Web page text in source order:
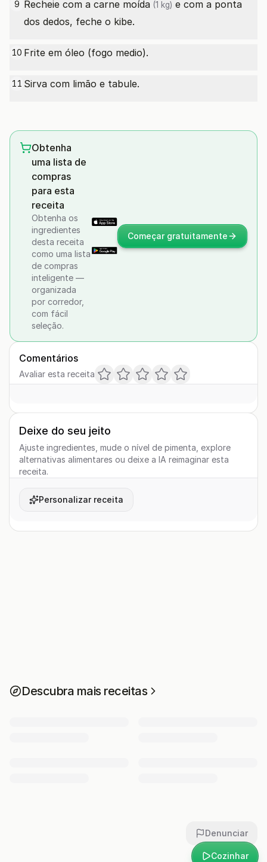
Cozinhar
9 Recheie com a carne moída (1 kg) e com a ponta
dos dedos, feche o kibe.
10 Frite em óleo (fogo medio).
11 Sirva com limão e tabule.
Obtenha
uma lista de
compras
para esta
receita
Obtenha os
ingredientes
desta receita
como uma lista
de compras
inteligente —
organizada
por corredor,
com fácil
seleção.
Começar gratuitamente
Comentários
Avaliar esta receita
Deixe do seu jeito
Ajuste ingredientes, mude o nível de pimenta, explore
alternativas alimentares ou deixe a IA reimaginar esta
receita.
Personalizar receita
Descubra mais receitas
Denunciar